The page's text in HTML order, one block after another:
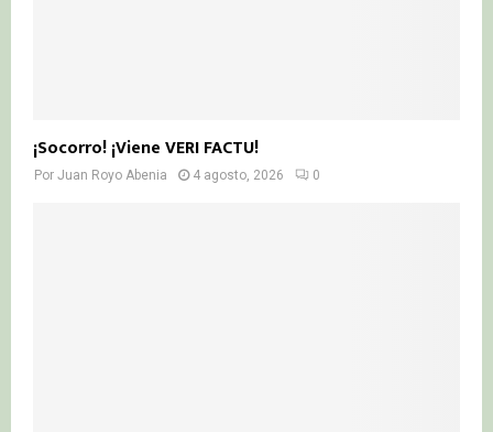
¡Socorro! ¡Viene VERI FACTU!
Por Juan Royo Abenia 4 agosto, 2026 0